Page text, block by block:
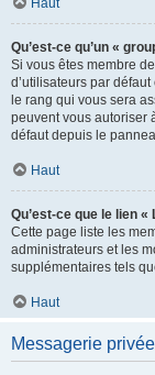
Haut
Qu’est-ce qu’un «
Si vous êtes membre
d’utilisateurs par
le rang qui vous sera
peuvent vous autoriser
défaut depuis le
Haut
Qu’est-ce que le lien «
Cette page liste les
administrateurs et les
supplémentaires tels
Haut
Messagerie privée